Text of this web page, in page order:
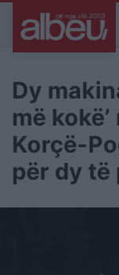
Dy
më
Korçë-
për dy të